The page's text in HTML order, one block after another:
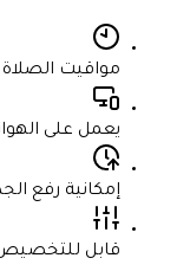
مواقيت
يعمل على
إمكانية رفع
قابل للتخصيص